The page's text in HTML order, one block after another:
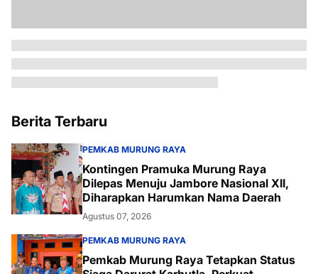
Berita Terbaru
PEMKAB MURUNG RAYA
Kontingen Pramuka Murung Raya
Dilepas Menuju Jambore Nasional XII,
Diharapkan Harumkan Nama Daerah
Agustus 07, 2026
PEMKAB MURUNG RAYA
Pemkab Murung Raya Tetapkan Status